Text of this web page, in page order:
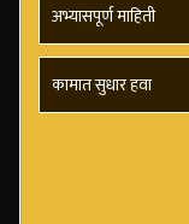
अभ्यासपूर्ण माहिती
कामात सुधार हवा